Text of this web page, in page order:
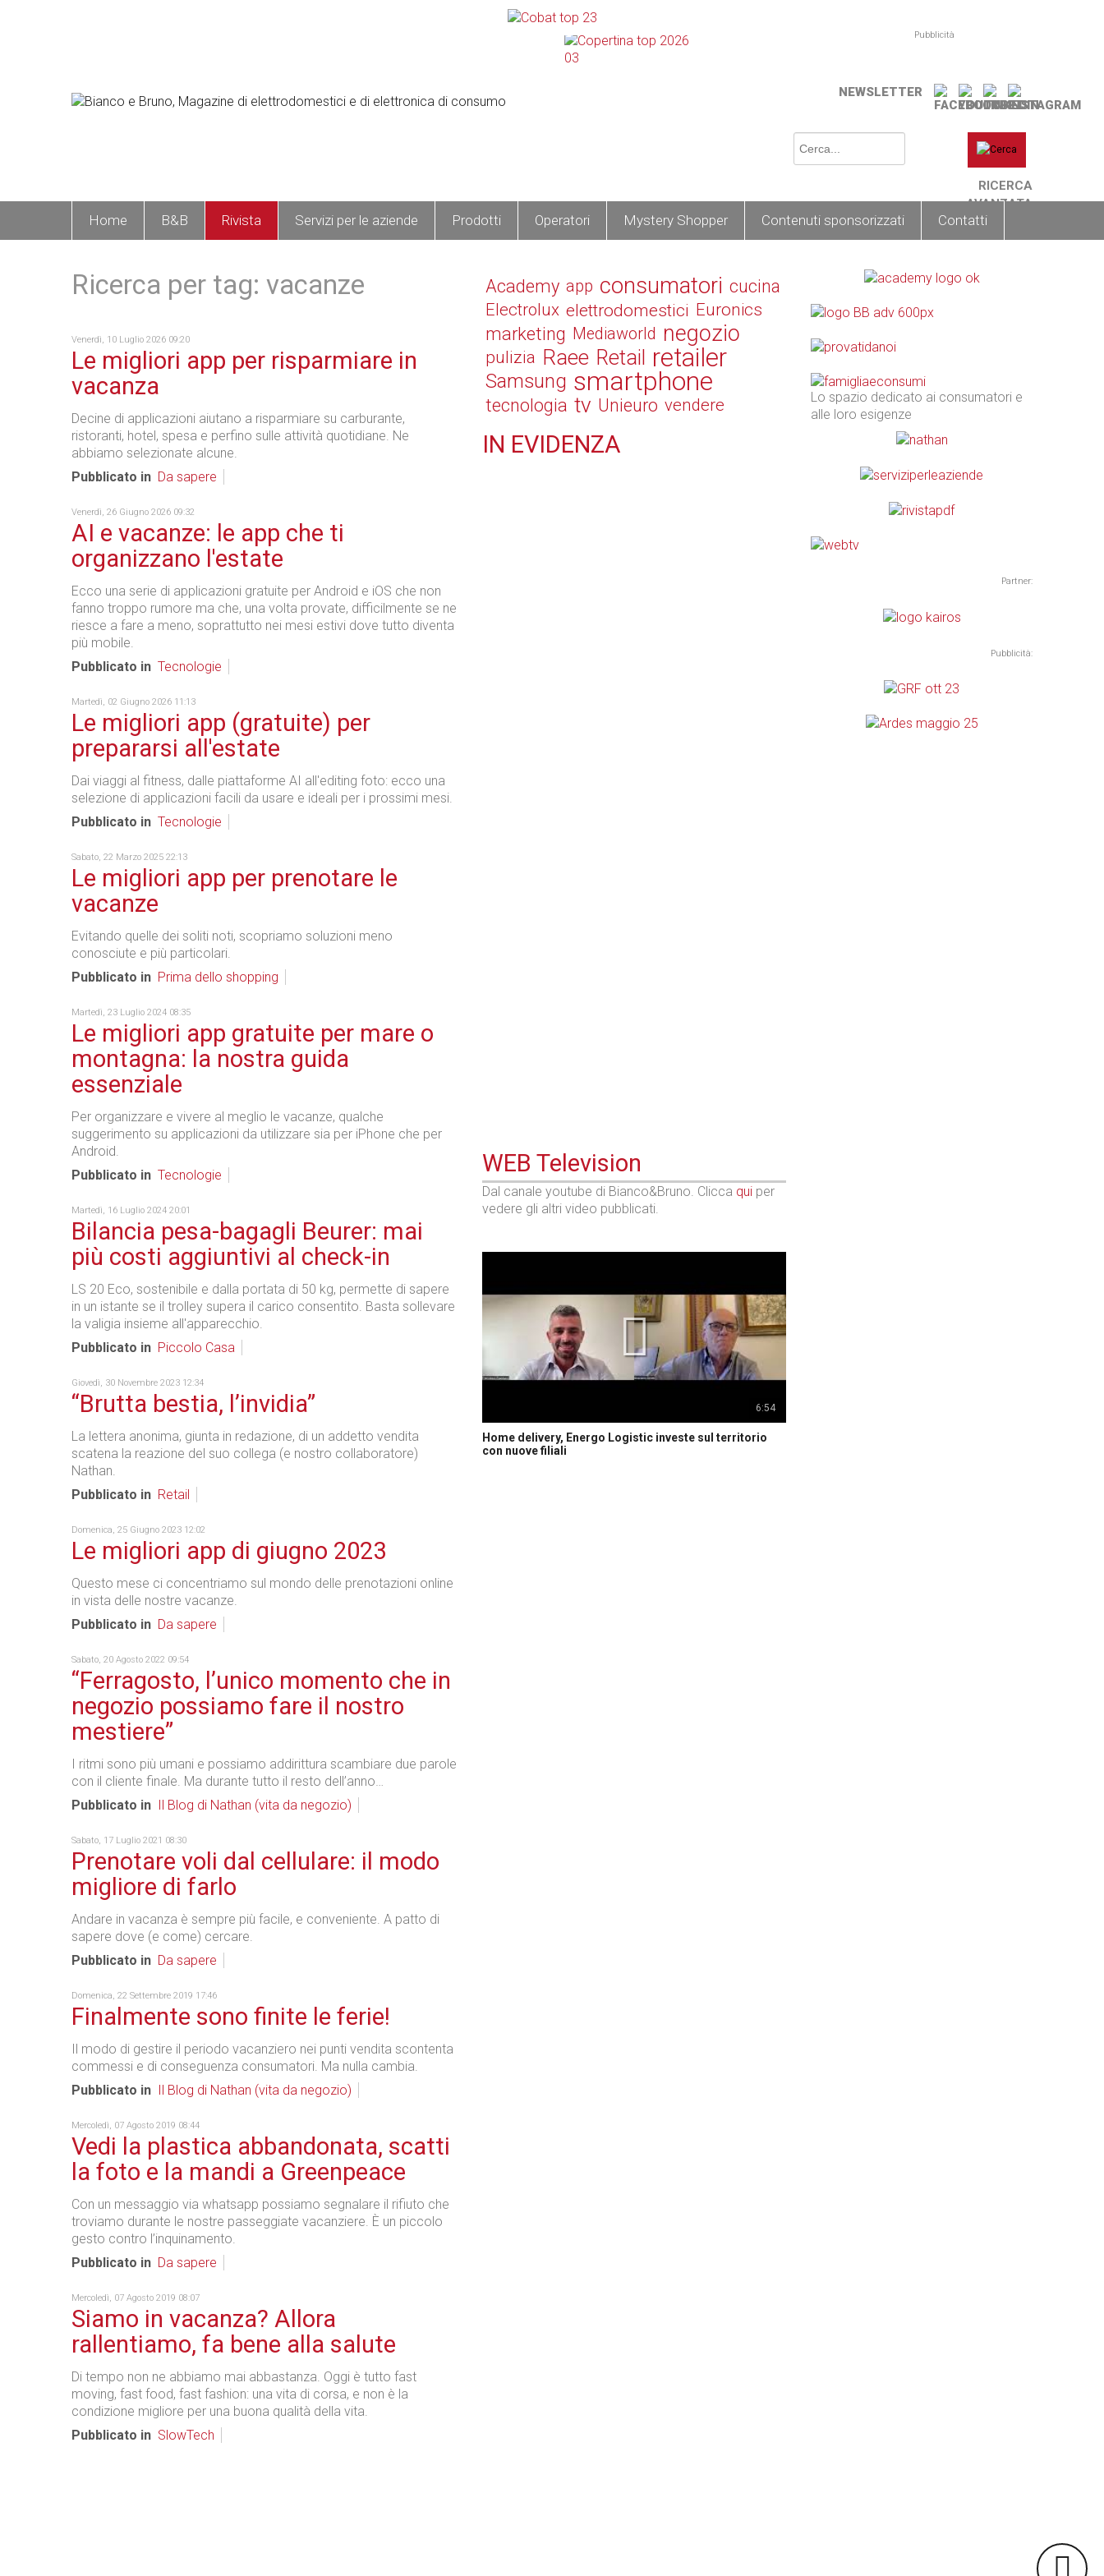
Pubblicità
NEWSLETTER
RICERCA
AVANZATA
Home B&B Rivista Servizi per le aziende Prodotti Operatori Mystery Shopper Contenuti sponsorizzati Contatti
Ricerca per tag: vacanze
Venerdì, 10 Luglio 2026 09:20
Le migliori app per risparmiare in
vacanza
Decine di applicazioni aiutano a risparmiare su carburante,
ristoranti, hotel, spesa e perfino sulle attività quotidiane. Ne
abbiamo selezionate alcune.
Pubblicato in Da sapere
Venerdì, 26 Giugno 2026 09:32
AI e vacanze: le app che ti
organizzano l'estate
Ecco una serie di applicazioni gratuite per Android e iOS che non
fanno troppo rumore ma che, una volta provate, difficilmente se ne
riesce a fare a meno, soprattutto nei mesi estivi dove tutto diventa
più mobile.
Pubblicato in Tecnologie
Martedì, 02 Giugno 2026 11:13
Le migliori app (gratuite) per
prepararsi all'estate
Dai viaggi al fitness, dalle piattaforme AI all'editing foto: ecco una
selezione di applicazioni facili da usare e ideali per i prossimi mesi.
Pubblicato in Tecnologie
Sabato, 22 Marzo 2025 22:13
Le migliori app per prenotare le
vacanze
Evitando quelle dei soliti noti, scopriamo soluzioni meno
conosciute e più particolari.
Pubblicato in Prima dello shopping
Martedì, 23 Luglio 2024 08:35
Le migliori app gratuite per mare o
montagna: la nostra guida
essenziale
Per organizzare e vivere al meglio le vacanze, qualche
suggerimento su applicazioni da utilizzare sia per iPhone che per
Android.
Pubblicato in Tecnologie
Martedì, 16 Luglio 2024 20:01
Bilancia pesa-bagagli Beurer: mai
più costi aggiuntivi al check-in
LS 20 Eco, sostenibile e dalla portata di 50 kg, permette di sapere
in un istante se il trolley supera il carico consentito. Basta sollevare
la valigia insieme all'apparecchio.
Pubblicato in Piccolo Casa
Giovedì, 30 Novembre 2023 12:34
“Brutta bestia, l’invidia”
La lettera anonima, giunta in redazione, di un addetto vendita
scatena la reazione del suo collega (e nostro collaboratore)
Nathan.
Pubblicato in Retail
Domenica, 25 Giugno 2023 12:02
Le migliori app di giugno 2023
Questo mese ci concentriamo sul mondo delle prenotazioni online
in vista delle nostre vacanze.
Pubblicato in Da sapere
Sabato, 20 Agosto 2022 09:54
“Ferragosto, l’unico momento che in
negozio possiamo fare il nostro
mestiere”
I ritmi sono più umani e possiamo addirittura scambiare due parole
con il cliente finale. Ma durante tutto il resto dell’anno…
Pubblicato in
Il Blog di Nathan (vita da negozio)
Sabato, 17 Luglio 2021 08:30
Prenotare voli dal cellulare: il modo
migliore di farlo
Andare in vacanza è sempre più facile, e conveniente. A patto di
sapere dove (e come) cercare.
Pubblicato in Da sapere
Domenica, 22 Settembre 2019 17:46
Finalmente sono finite le ferie!
Il modo di gestire il periodo vacanziero nei punti vendita scontenta
commessi e di conseguenza consumatori. Ma nulla cambia.
Pubblicato in
Il Blog di Nathan (vita da negozio)
Mercoledì, 07 Agosto 2019 08:44
Vedi la plastica abbandonata, scatti
la foto e la mandi a Greenpeace
Con un messaggio via whatsapp possiamo segnalare il rifiuto che
troviamo durante le nostre passeggiate vacanziere. È un piccolo
gesto contro l’inquinamento.
Pubblicato in Da sapere
Mercoledì, 07 Agosto 2019 08:07
Siamo in vacanza? Allora
rallentiamo, fa bene alla salute
Di tempo non ne abbiamo mai abbastanza. Oggi è tutto fast
moving, fast food, fast fashion: una vita di corsa, e non è la
condizione migliore per una buona qualità della vita.
Pubblicato in SlowTech
Academy app consumatori cucina
Electrolux elettrodomestici Euronics
marketing Mediaworld negozio
pulizia Raee Retail retailer
Samsung smartphone
tecnologia tv Unieuro vendere
IN EVIDENZA
WEB Television
Dal canale youtube di Bianco&Bruno. Clicca qui per
vedere gli altri video pubblicati.
6:54
Home delivery, Energo Logistic investe sul territorio
con nuove filiali
Lo spazio dedicato ai consumatori e
alle loro esigenze
Partner:
Pubblicità: